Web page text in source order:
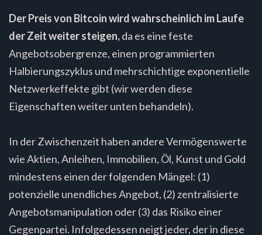
Der Preis von Bitcoin wird wahrscheinlich im Laufe
der Zeit weiter steigen,da es eine feste
Angebotsobergrenze, einen programmierten
Halbierungszyklus und mehrschichtige exponentielle
Netzwerkeffekte gibt (wir werden diese
Eigenschaften weiter unten behandeln).
In der Zwischenzeit haben andere Vermögenswerte
wie Aktien, Anleihen, Immobilien, Öl, Kunst und Gold
mindestens einen der folgenden Mängel: (1)
potenzielle unendliches Angebot, (2) zentralisierte
Angebotsmanipulation oder (3) das Risiko einer
Gegenpartei. Infolgedessen neigt jeder, der in diese